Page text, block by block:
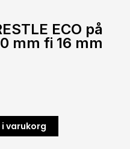
ECO på
mm fi 16 mm
varukorg